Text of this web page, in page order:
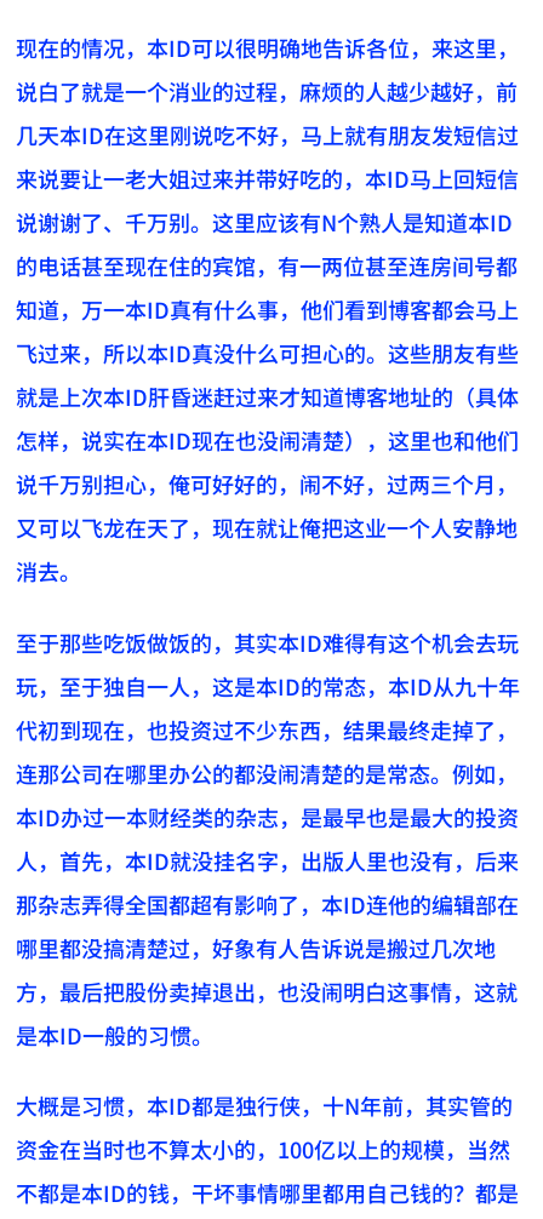
现在的情况，本ID可以很明确地告诉各位，来这里，
说白了就是一个消业的过程，麻烦的人越少越好，前
几天本ID在这里刚说吃不好，马上就有朋友发短信过
来说要让一老大姐过来并带好吃的，本ID马上回短信
说谢谢了、千万别。这里应该有N个熟人是知道本ID
的电话甚至现在住的宾馆，有一两位甚至连房间号都
知道，万一本ID真有什么事，他们看到博客都会马上
飞过来，所以本ID真没什么可担心的。这些朋友有些
就是上次本ID肝昏迷赶过来才知道博客地址的（具体
怎样，说实在本ID现在也没闹清楚），这里也和他们
说千万别担心，俺可好好的，闹不好，过两三个月，
又可以飞龙在天了，现在就让俺把这业一个人安静地
消去。
至于那些吃饭做饭的，其实本ID难得有这个机会去玩
玩，至于独自一人，这是本ID的常态，本ID从九十年
代初到现在，也投资过不少东西，结果最终走掉了，
连那公司在哪里办公的都没闹清楚的是常态。例如，
本ID办过一本财经类的杂志，是最早也是最大的投资
人，首先，本ID就没挂名字，出版人里也没有，后来
那杂志弄得全国都超有影响了，本ID连他的编辑部在
哪里都没搞清楚过，好象有人告诉说是搬过几次地
方，最后把股份卖掉退出，也没闹明白这事情，这就
是本ID一般的习惯。
大概是习惯，本ID都是独行侠，十N年前，其实管的
资金在当时也不算太小的，100亿以上的规模，当然
不都是本ID的钱，干坏事情哪里都用自己钱的？都是